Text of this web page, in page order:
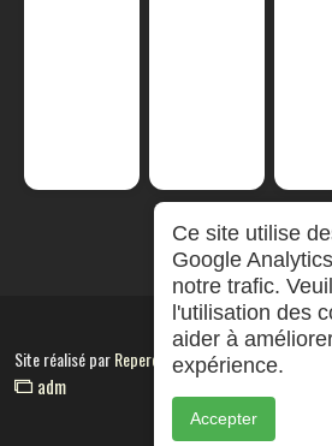
Site réalisé parRepereCom
adm
Ce site utilise
Google
notre trafic.
l'utilisation des
aider à
expérience.
Accepter